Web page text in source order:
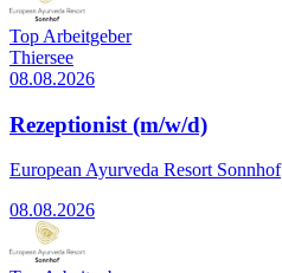
Top Arbeitgeber
Thiersee
08.08.2026
Rezeptionist (m/w/d)
European Ayurveda Resort Sonnhof
08.08.2026